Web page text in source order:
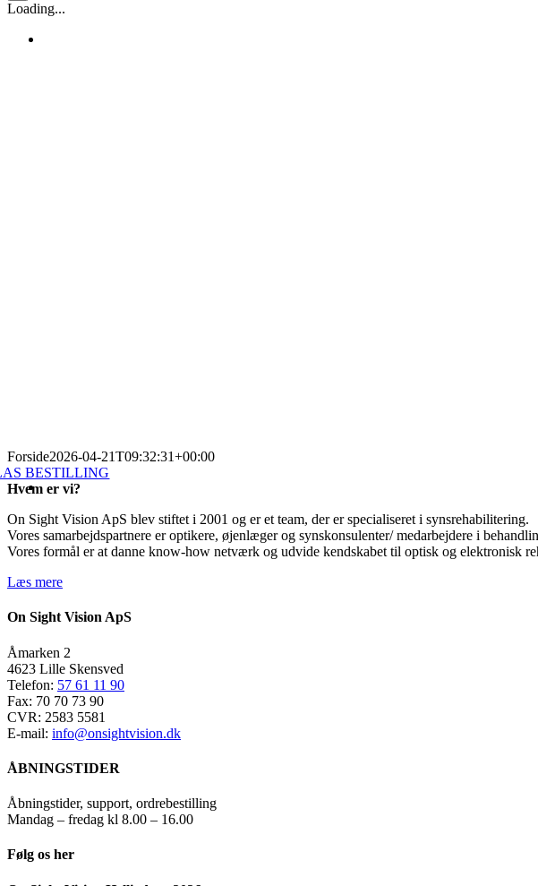
Loading...
Forside2026-04-21T09:32:31+00:00
BESTILLING
Hvem er vi?
On Sight Vision ApS blev stiftet i 2001 og er et team, der er specialiseret i synsrehabilitering.
Vores samarbejdspartnere er optikere, øjenlæger og synskonsulenter/ medarbejdere i
Vores formål er at danne know-how netværk og udvide kendskabet til optisk og elektronisk
Læs mere
On Sight Vision ApS
Åmarken 2
4623 Lille Skensved
Telefon: 57 61 11 90
Fax: 70 70 73 90
CVR: 2583 5581
E-mail: info@onsightvision.dk
ÅBNINGSTIDER
Åbningstider, support, ordrebestilling
Mandag – fredag kl 8.00 – 16.00
Følg os her